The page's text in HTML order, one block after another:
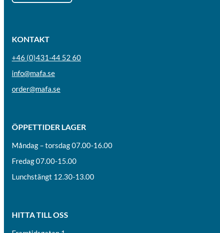
KONTAKT
+46 (0)431-44 52 60
info@mafa.se
order@mafa.se
ÖPPETTIDER LAGER
Måndag – torsdag 07.00-16.00
Fredag 07.00-15.00
Lunchstängt 12.30-13.00
HITTA TILL OSS